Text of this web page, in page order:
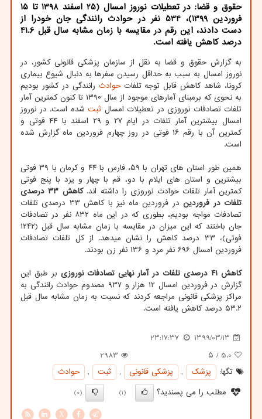
حقوق و قضا: در تعطیلات نوروز امسال (25 اسفند 1398 تا 15
فروردین 1399)، 534 نفر در حوادث رانندگی جان خودرا از
دست دادند، این رقم در مقایسه با زمان مشابه سال قبل 41.6
درصد كاهش یافته است.
به گزارش حقوق و قضا به نقل از سازمان پزشکی قانونی کشور، در
نوروز امسال به سبب به حداقل رسیدن سفرها به دنبال شیوع بیماری
کرونا، شاهد کاهش قابل توجه تلفاتحوادث رانندگی در کشور بودیم
به نحوی که برمبنای آمارهای موجود از سال ۱۳۹۰ تا کنون کمترین آمار
تلفات تصادفات نوروزی در تعطیلات امسال ثبت شده است. در نوروز
امسال بیشترین آمار تلفات در ایام ۲۷ و ۲۹ اسفند با ۴۴ فوتی و
کمترین آن با رقم ۱۶ فوتی در روز چهارم فروردین ماه گزارش شده
است.
همین طور استان های تهران با ۵۹، فارس با ۴۴ و کرمان با ۳۹ فوتی
بیشترین و استان های ایلام با دو، قم با چهار و یزد با پنج فوتی
کمترین آمار تلفات حوادث نوروزی را داشته اند.
کاهش ۳۳ درصدی
تلفات در فروردین
در فروردین ماه نیز با کاهش ۳۳ درصدی تلفات
تصادفات مواجه بودیم، بطوری که در این ماه ۸۳۲ نفر در تصادفات
جان باختند که این میزان در مقایسه با زمان مشابه سال قبل (۱۲۴۲
فوتی)، ۳۳ درصد کاهش را نشان میدهد. از کل تلفات تصادفات
فروردین امسال ۶۹۶ نفر مرد و ۱۳۶ نفر زن بودند.
کاهش ۴۱ درصدی تلفات در آمار نهایی تصادفات نوروزی
بر طبق این
گزارش در فروردین امسال ۱۲ هزار و ۹۳۷ مصدوم حوادث رانندگی به
مراکز پزشکی قانونی مراجعه کردند که نسبت به زمان مشابه سال قبل
۵۳.۲ درصد کاهش یافته است.
1399/03/13
23:17:37
5.0 / ۵
2983
تگها:
پزشك , پزشكی قانونی , ثبت ,
حوادث
مطلب را می پسندید؟
(1)
(0)
X